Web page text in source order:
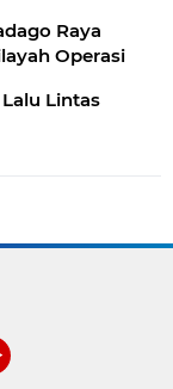
Raya
Operasi
Lintas